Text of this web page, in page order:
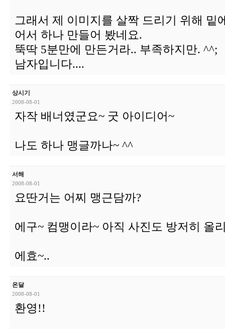
그래서 제 이미지를 살짝 드리기 위해 밑
어서 하나 만들어 봤네요.
뚝딱 5분만에 만든거라.. 부족하지만. ^^;
남자입니다....
상시기
2008-08-01
자작 배너였군요~ 굿 아이디어~
나도 하나 맹글까나~ ^^
서해
2008-08-01
요딴거는 어찌 맹근담까?
에구~ 컴맹이라~ 아직 사진도 방저히 올
에효~..
온달
2008-08-01
환영!!